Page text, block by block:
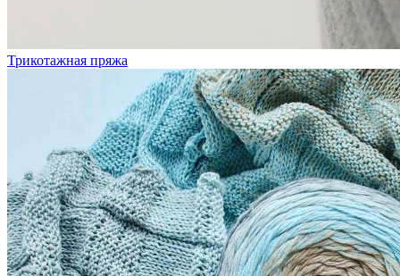
Трикотажная пряжа